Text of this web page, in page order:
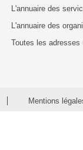
L'annuaire des
L'annuaire des
Toutes les adresses
Mentions